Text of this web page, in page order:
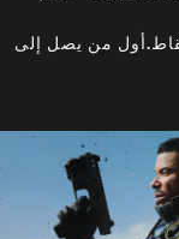
من يصل إلى